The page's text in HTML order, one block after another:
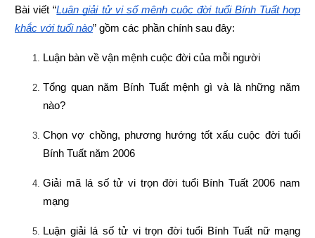
Bài viết “Luận giải tử vi số mệnh cuộc đời tuổi Bính Tuất hợp
khắc với tuổi nào” gồm các phần chính sau đây:
Luận bàn về vận mệnh cuộc đời của mỗi người
Tổng quan năm Bính Tuất mệnh gì và là những năm
nào?
Chọn vợ chồng, phương hướng tốt xấu cuộc đời tuổi
Bính Tuất năm 2006
Giải mã lá số tử vi trọn đời tuổi Bính Tuất 2006 nam
mạng
Luận giải lá số tử vi trọn đời tuổi Bính Tuất nữ mạng